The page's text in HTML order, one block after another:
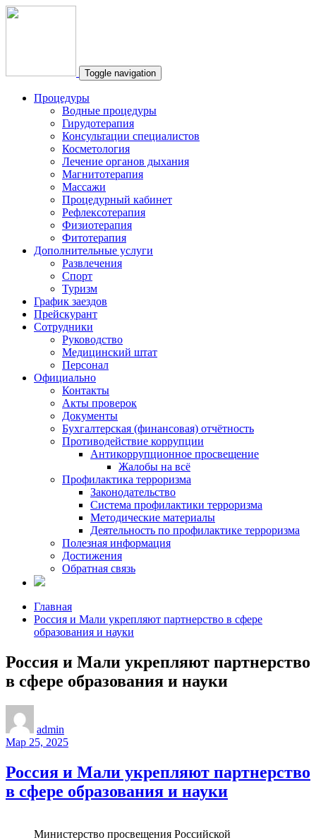
Toggle navigation
Процедуры
Водные процедуры
Гирудотерапия
Консультации специалистов
Косметология
Лечение органов дыхания
Магнитотерапия
Массажи
Процедурный кабинет
Рефлексотерапия
Физиотерапия
Фитотерапия
Дополнительные услуги
Развлечения
Спорт
Туризм
График заездов
Прейскурант
Сотрудники
Руководство
Медицинский штат
Персонал
Официально
Контакты
Акты проверок
Документы
Бухгалтерская (финансовая) отчётность
Противодействие коррупции
Антикоррупционное просвещение
Жалобы на всё
Профилактика терроризма
Законодательство
Система профилактики терроризма
Методические материалы
Деятельность по профилактике терроризма
Полезная информация
Достижения
Обратная связь
Главная
Россия и Мали укрепляют партнерство в сфере
образования и науки
Россия и Мали укрепляют партнерство
в сфере образования и науки
admin
Мар 25, 2025
Россия и Мали укрепляют партнерство
в сфере образования и науки
Министерство просвещения Российской